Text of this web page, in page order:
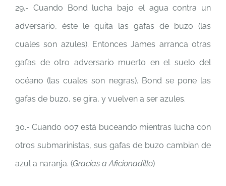
29.- Cuando Bond lucha bajo el agua contra un
adversario, éste le quita las gafas de buzo (las
cuales son azules). Entonces James arranca otras
gafas de otro adversario muerto en el suelo del
océano (las cuales son negras). Bond se pone las
gafas de buzo, se gira, y vuelven a ser azules.
30.- Cuando 007 está buceando mientras lucha con
otros submarinistas, sus gafas de buzo cambian de
azul a naranja. (Gracias a Aficionadillo)